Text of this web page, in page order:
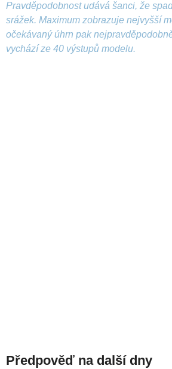
Pravděpodobnost udává šanci, že
srážek. Maximum zobrazuje nejvyšší
očekávaný úhrn pak
vychází ze 40 výstupů modelu.
Předpověď na další dny